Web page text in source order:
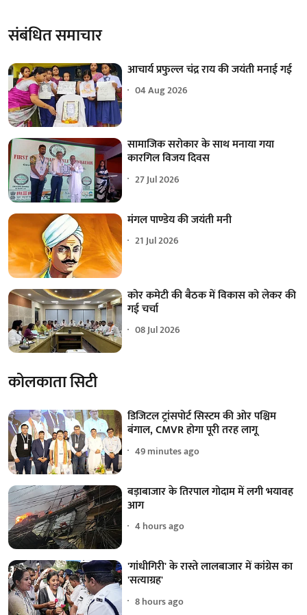
संबंधित समाचार
आचार्य प्रफुल्ल चंद्र राय की जयंती मनाई गई
04 Aug 2026
सामाजिक सरोकार के साथ मनाया गया
कारगिल विजय दिवस
27 Jul 2026
मंगल पाण्डेय की जयंती मनी
21 Jul 2026
कोर कमेटी की बैठक में विकास को लेकर की
गई चर्चा
08 Jul 2026
कोलकाता सिटी
डिजिटल ट्रांसपोर्ट सिस्टम की ओर पश्चिम
बंगाल, CMVR होगा पूरी तरह लागू
49 minutes ago
बड़ाबाजार के तिरपाल गोदाम में लगी भयावह
आग
4 hours ago
'गांधीगिरी' के रास्ते लालबाजार में कांग्रेस का
'सत्याग्रह'
8 hours ago